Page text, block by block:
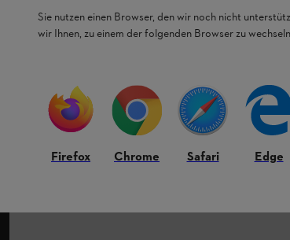
KM με τους εξής κινητήρες Kombi, που είναι πλέον
90 R και STIHL KM 100 R.
για τα προϊόντα μας STIHL.
Sie nutzen einen Browser, den wir noch nicht
wir Ihnen, zu einem der folgenden Browser zu
Firefox Chrome Safari Edge